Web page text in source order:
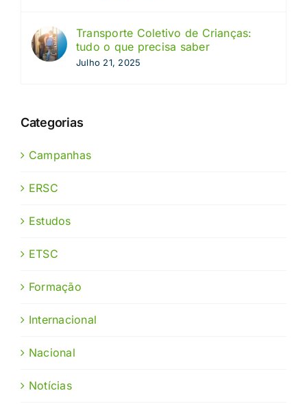
Transporte Coletivo de Crianças:
tudo o que precisa saber
Julho 21, 2025
Categorias
Campanhas
ERSC
Estudos
ETSC
Formação
Internacional
Nacional
Notícias